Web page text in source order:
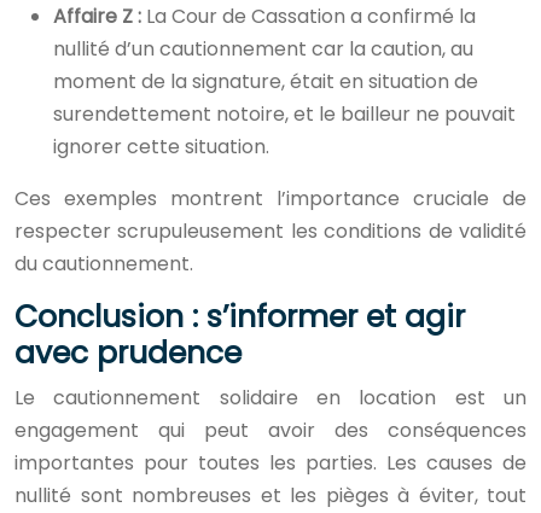
Affaire Z : La Cour de Cassation a confirmé la
nullité d’un cautionnement car la caution, au
moment de la signature, était en situation de
surendettement notoire, et le bailleur ne pouvait
ignorer cette situation.
Ces exemples montrent l’importance cruciale de
respecter scrupuleusement les conditions de validité
du cautionnement.
Conclusion : s’informer et agir
avec prudence
Le cautionnement solidaire en location est un
engagement qui peut avoir des conséquences
importantes pour toutes les parties. Les causes de
nullité sont nombreuses et les pièges à éviter, tout